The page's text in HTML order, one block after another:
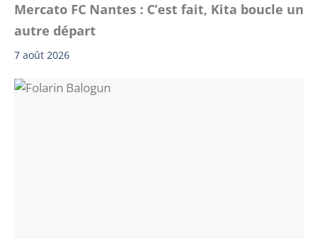
Mercato FC Nantes : C’est fait, Kita boucle un
autre départ
7 août 2026